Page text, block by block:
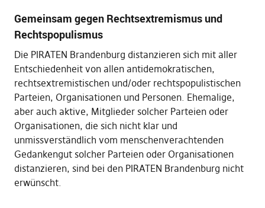
Gemeinsam gegen Rechtsextremismus und
Rechtspopulismus
Die PIRATEN Brandenburg distanzieren sich mit aller
Entschiedenheit von allen antidemokratischen,
rechtsextremistischen und/oder rechtspopulistischen
Parteien, Organisationen und Personen. Ehemalige,
aber auch aktive, Mitglieder solcher Parteien oder
Organisationen, die sich nicht klar und
unmissverständlich vom menschenverachtenden
Gedankengut solcher Parteien oder Organisationen
distanzieren, sind bei den PIRATEN Brandenburg nicht
erwünscht.